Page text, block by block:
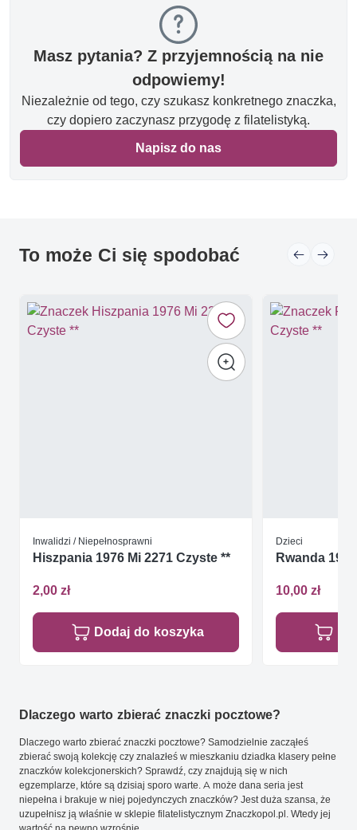
Masz pytania? Z przyjemnością na nie
odpowiemy!
Niezależnie od tego, czy szukasz konkretnego znaczka,
czy dopiero zaczynasz przygodę z filatelistyką.
Napisz do nas
To może Ci się spodobać
Inwalidzi / Niepełnosprawni
Hiszpania 1976 Mi 2271 Czyste **
2,00 zł
Dodaj do koszyka
Dzieci
Rwanda
10,00 zł
Dlaczego warto zbierać znaczki pocztowe?
Dlaczego warto zbierać znaczki pocztowe? Samodzielnie zacząłeś
zbierać swoją kolekcję czy znalazłeś w mieszkaniu dziadka klasery pełne
znaczków kolekcjonerskich? Sprawdź, czy znajdują się w nich
egzemplarze, które są dzisiaj sporo warte. A może dana seria jest
niepełna i brakuje w niej pojedynczych znaczków? Jest duża szansa, że
uzupełnisz ją właśnie w sklepie filatelistycznym Znaczkopol.pl. Wtedy jej